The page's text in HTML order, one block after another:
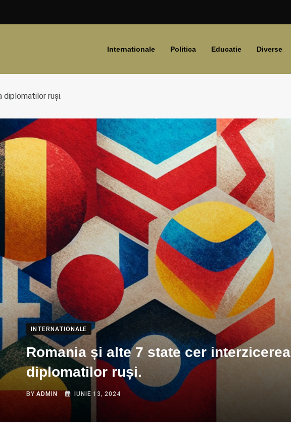
Internationale Politica Educatie Diverse
diplomatilor ruși.
INTERNATIONALE
Romania și alte 7 state cer interzicerea
diplomatilor ruși.
BYADMIN IUNIE 13, 2024